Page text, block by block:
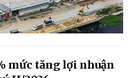
mức tăng lợi nhuận